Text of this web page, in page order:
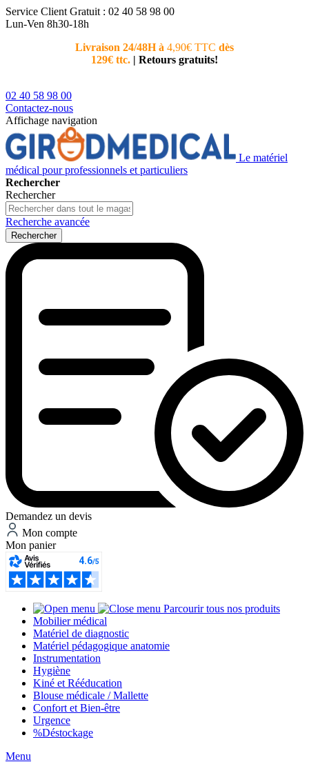
Service Client Gratuit : 02 40 58 98 00
Lun-Ven 8h30-18h
Livraison 24/48H à 4,90€ TTC dès
129€ ttc. | Retours gratuits!
02 40 58 98 00
Contactez-nous
Affichage navigation
Le matériel
médical pour professionnels et particuliers
Rechercher
Rechercher
Recherche avancée
Rechercher
Demandez un devis
Mon compte
Mon panier
Parcourir tous nos produits
Mobilier médical
Matériel de diagnostic
Matériel pédagogique anatomie
Instrumentation
Hygiène
Kiné et Rééducation
Blouse médicale / Mallette
Confort et Bien-être
Urgence
%Déstockage
Menu